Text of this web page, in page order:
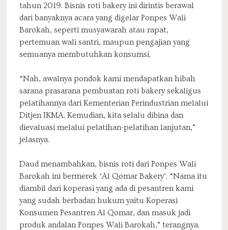
tahun 2019. Bisnis roti bakery ini dirintis berawal
dari banyaknya acara yang digelar Ponpes Wali
Barokah, seperti musyawarah atau rapat,
pertemuan wali santri, maupun pengajian yang
semuanya membutuhkan konsumsi.
“Nah, awalnya pondok kami mendapatkan hibah
sarana prasarana pembuatan roti bakery sekaligus
pelatihannya dari Kementerian Perindustrian melalui
Ditjen IKMA. Kemudian, kita selalu dibina dan
dievaluasi melalui pelatihan-pelatihan lanjutan,”
jelasnya.
Daud menambahkan, bisnis roti dari Ponpes Wali
Barokah ini bermerek ‘Al Qomar Bakery’. “Nama itu
diambil dari koperasi yang ada di pesantren kami
yang sudah berbadan hukum yaitu Koperasi
Konsumen Pesantren Al Qomar, dan masuk jadi
produk andalan Ponpes Wali Barokah,” terangnya.